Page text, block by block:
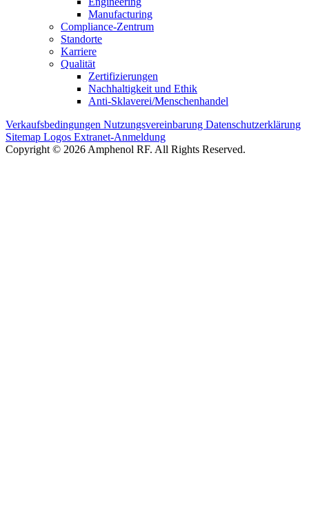
Manufacturing
Compliance-Zentrum
Standorte
Karriere
Qualität
Zertifizierungen
Nachhaltigkeit und Ethik
Anti-Sklaverei/Menschenhandel
Verkaufsbedingungen Nutzungsvereinbarung Datenschutzerklärung
Sitemap Logos Extranet-Anmeldung
Copyright © 2026 Amphenol RF. All Rights Reserved.